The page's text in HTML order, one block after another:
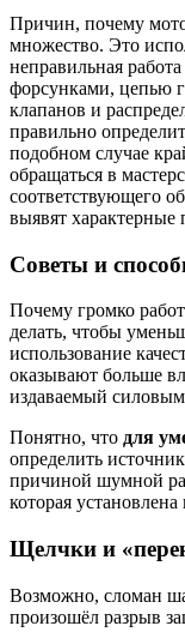
Причин, почему
множество. Это
неправильная
форсунками, цепью
клапанов и
правильно
подобном случае
обращаться в
соответствующего
выявят характерные
Советы и
Почему громко
делать, чтобы
использование
оказывают больше
издаваемый силовым
Понятно, что для
определить
причиной шумной
которая
Щелчки и
Возможно, сломан
произошёл разрыв